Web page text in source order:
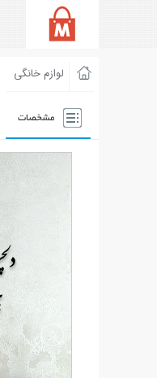
لوازم خانگی
مشخصات